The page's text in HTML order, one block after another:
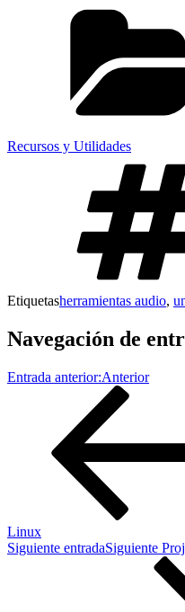
Recursos y Utilidades
Etiquetasherramientas audio,
Navegación de
Entrada anterior:Anterior
Linux
Siguiente entradaSiguiente